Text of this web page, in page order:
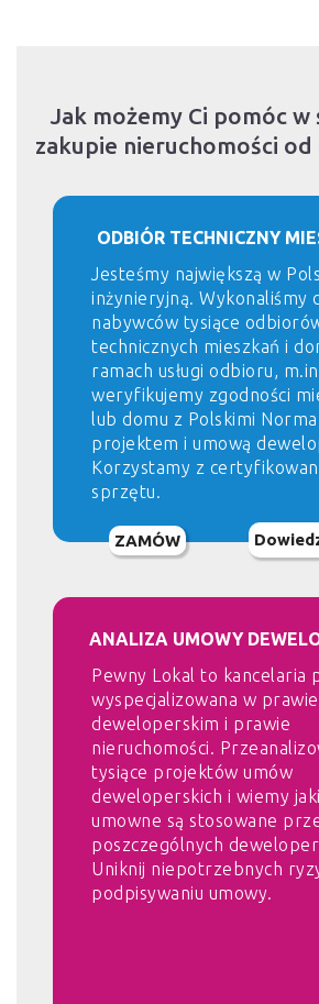
Jak możemy Ci pomóc w
zakupie nieruchomości
ODBIÓR TECHNICZNY
Jesteśmy największą w
inżynieryjną. Wykonaliśmy
nabywców tysiące
technicznych mieszkań i
ramach usługi odbioru,
weryfikujemy zgodności
lub domu z Polskimi
projektem i umową
Korzystamy z
sprzętu.
ZAMÓW
ANALIZA UMOWY
Pewny Lokal to kancelaria
wyspecjalizowana w prawie
deweloperskim i prawie
nieruchomości.
tysiące projektów umów
deweloperskich i wiemy
umowne są stosowane
poszczególnych
Uniknij niepotrzebnych
podpisywaniu umowy.